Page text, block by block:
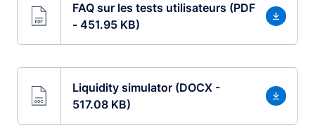
FAQ sur les tests utilisateurs (PDF
- 451.95 KB)
Liquidity simulator (DOCX -
517.08 KB)